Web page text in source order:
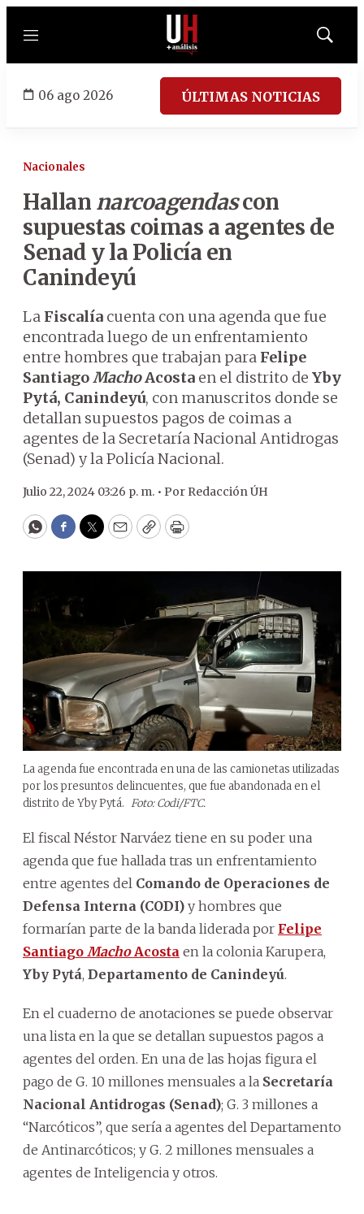
Menú
Mostrar
06 ago 2026 ÚLTIMAS NOTICIAS
Nacionales
Hallan narcoagendascon
supuestas coimas a agentes de
Senad y la Policía en
Canindeyú
La Fiscalía cuenta con una agenda que fue
encontrada luego de un enfrentamiento
entre hombres que trabajan para Felipe
SantiagoMachoAcosta en el distrito de Yby
Pytá, Canindeyú, con manuscritos donde se
detallan supuestos pagos de coimas a
agentes de la Secretaría Nacional Antidrogas
(Senad) y la Policía Nacional.
Julio 22, 2024 03:26 p. m. • Por Redacción ÚH
WhatsApp
Facebook
Twitter
EmailCopyPrint
La agenda fue encontrada en una de las camionetas utilizadas
por los presuntos delincuentes, que fue abandonada en el
distrito de Yby Pytá. Foto: Codi/FTC.
El fiscal Néstor Narváez tiene en su poder una
agenda que fue hallada tras un enfrentamiento
entre agentes del Comando de Operaciones de
Defensa Interna (CODI) y hombres que
formarían parte de la banda liderada por Felipe
Santiago MachoAcosta en la colonia Karupera,
Yby Pytá, Departamento de Canindeyú.
En el cuaderno de anotaciones se puede observar
una lista en la que se detallan supuestos pagos a
agentes del orden. En una de las hojas figura el
pago de G. 10 millones mensuales a la Secretaría
Nacional Antidrogas (Senad); G. 3 millones a
“Narcóticos”, que sería a agentes del Departamento
de Antinarcóticos; y G. 2 millones mensuales a
agentes de Inteligencia y otros.